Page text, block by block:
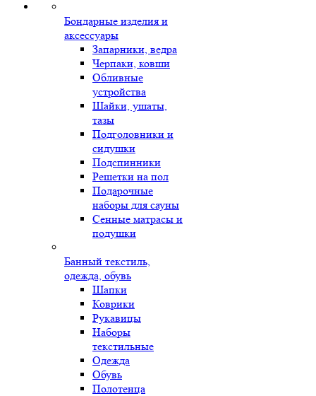
Бондарные изделия и
аксессуары
Запарники, ведра
Черпаки, ковши
Обливные
устройства
Шайки, ушаты,
тазы
Подголовники и
сидушки
Подспинники
Решетки на пол
Подарочные
наборы для сауны
Сенные матрасы и
подушки
Банный текстиль,
одежда, обувь
Шапки
Коврики
Рукавицы
Наборы
текстильные
Одежда
Обувь
Полотенца